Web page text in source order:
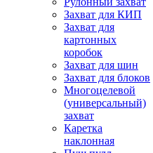
Захват для КИП
Захват для
картонных
коробок
Захват для шин
Захват для блоков
Многоцелевой
(универсальный)
захват
Каретка
наклонная